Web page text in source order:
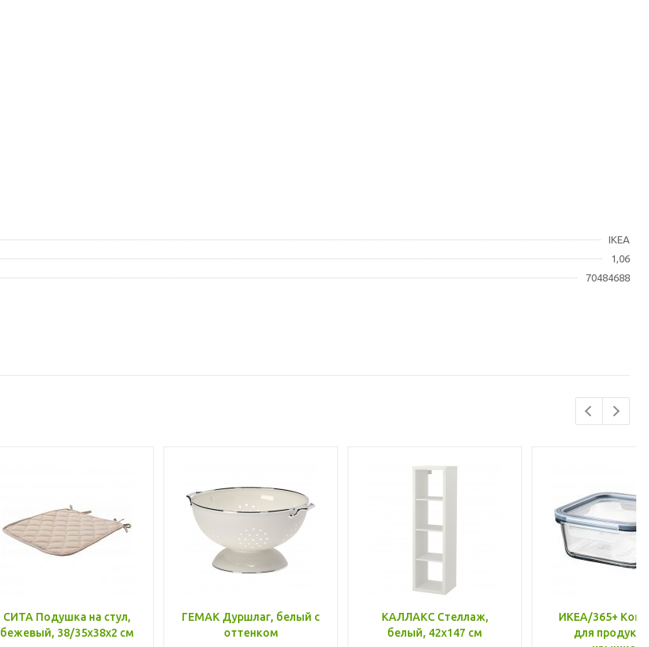
IKEA
1,06
70484688
СИТА Подушка на стул,
бежевый, 38/35x38x2 см
ГЕМАК Дуршлаг, белый с
оттенком
КАЛЛАКС Стеллаж,
белый, 42x147 см
ИКЕА/365+
для